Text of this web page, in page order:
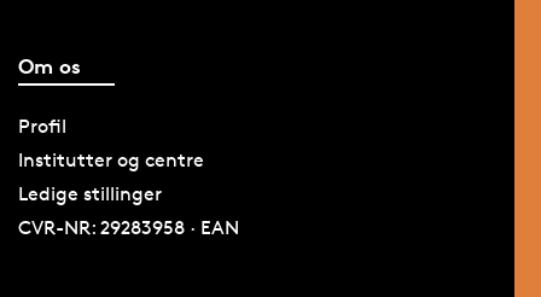
Om os
Profil
Institutter og centre
Ledige stillinger
CVR-NR: 29283958 · EAN